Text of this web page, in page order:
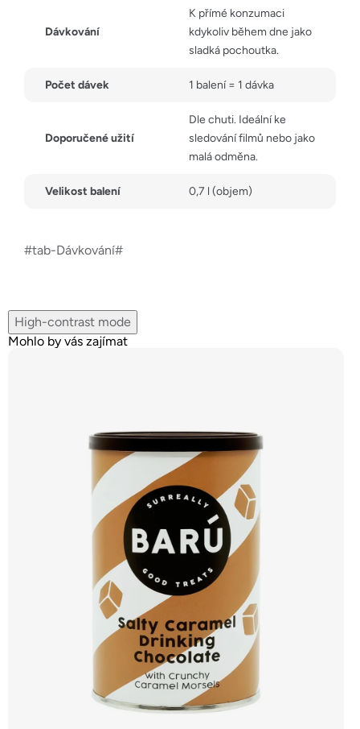
Dávkování
K přímé konzumaci
kdykoliv během dne jako
sladká pochoutka.
Počet dávek 1 balení = 1 dávka
Doporučené užití
Dle chuti. Ideální ke
sledování filmů nebo jako
malá odměna.
Velikost balení 0,7 l (objem)
#tab-Dávkování#
High-contrast mode
Mohlo by vás zajímat